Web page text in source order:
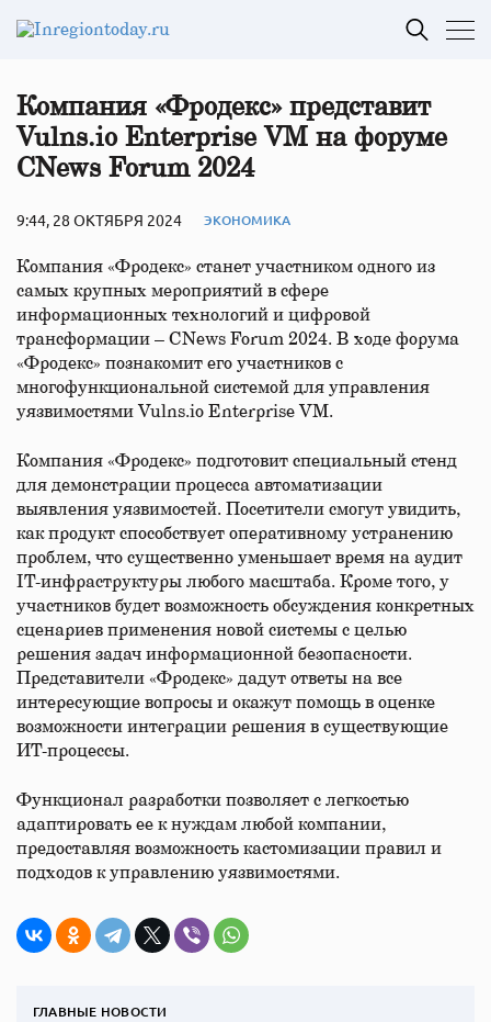
Компания «Фродекс» представит
Vulns.io Enterprise VM на форуме
CNews Forum 2024
9:44, 28 ОКТЯБРЯ 2024 ЭКОНОМИКА
Компания «Фродекс» станет участником одного из
самых крупных мероприятий в сфере
информационных технологий и цифровой
трансформации – CNews Forum 2024. В ходе форума
«Фродекс» познакомит его участников с
многофункциональной системой для управления
уязвимостями Vulns.io Enterprise VM.
Компания «Фродекс» подготовит специальный стенд
для демонстрации процесса автоматизации
выявления уязвимостей. Посетители смогут увидить,
как продукт способствует оперативному устранению
проблем, что существенно уменьшает время на аудит
IT-инфраструктуры любого масштаба. Кроме того, у
участников будет возможность обсуждения конкретных
сценариев применения новой системы с целью
решения задач информационной безопасности.
Представители «Фродекс» дадут ответы на все
интересующие вопросы и окажут помощь в оценке
возможности интеграции решения в существующие
ИТ-процессы.
Функционал разработки позволяет с легкостью
адаптировать ее к нуждам любой компании,
предоставляя возможность кастомизации правил и
подходов к управлению уязвимостями.
ГЛАВНЫЕ НОВОСТИ